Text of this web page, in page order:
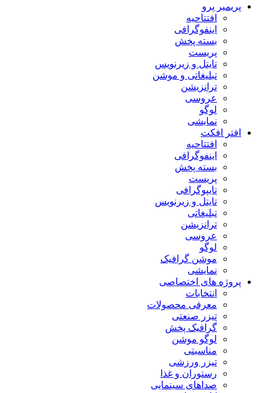
پریمیر پرو
افتتاحیه
اینفوگرافی
بسته پخش
پریست
تایتل و زیرنویس
تبلیغاتی و موشن
ترانزیشن
عروسی
لوگو
نمایشی
افتر افکت
افتتاحیه
اینفوگرافی
بسته پخش
پریست
تایپوگرافی
تایتل و زیرنویس
تبلیغاتی
ترانزیشن
عروسی
لوگو
موشن گرافیک
نمایشی
پروژه های اختصاصی
انتخابات
معرفی محصولات
تیزر صنعتی
گرافیک پخش
لوگو موشن
مناسبتی
تیزر ورزشی
رستوران و غذا
صداهای سینمایی